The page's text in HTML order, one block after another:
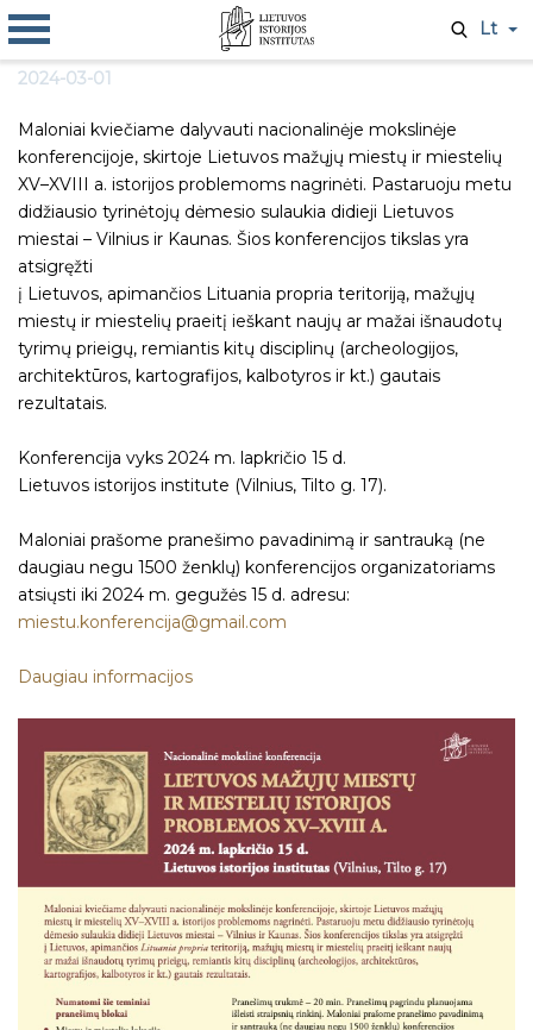
2024-03-01
Maloniai kviečiame dalyvauti nacionalinėje mokslinėje
konferencijoje, skirtoje Lietuvos mažųjų miestų ir miestelių
XV–XVIII a. istorijos problemoms nagrinėti. Pastaruoju metu
didžiausio tyrinėtojų dėmesio sulaukia didieji Lietuvos
miestai – Vilnius ir Kaunas. Šios konferencijos tikslas yra
atsigręžti
į Lietuvos, apimančios Lituania propria teritoriją, mažųjų
miestų ir miestelių praeitį ieškant naujų ar mažai išnaudotų
tyrimų prieigų, remiantis kitų disciplinų (archeologijos,
architektūros, kartografijos, kalbotyros ir kt.) gautais
rezultatais.
Konferencija vyks 2024 m. lapkričio 15 d.
Lietuvos istorijos institute (Vilnius, Tilto g. 17).
Maloniai prašome pranešimo pavadinimą ir santrauką (ne
daugiau negu 1500 ženklų) konferencijos organizatoriams
atsiųsti iki 2024 m. gegužės 15 d. adresu:
miestu.konferencija@gmail.com
Daugiau informacijos
Lt